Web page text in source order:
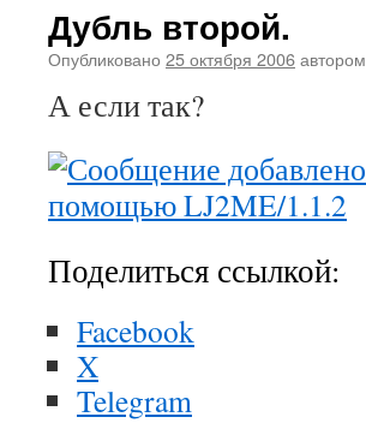
Дубль второй.
Опубликовано 25 октября 2006автором
А если так?
Поделиться ссылкой:
Facebook
X
Telegram